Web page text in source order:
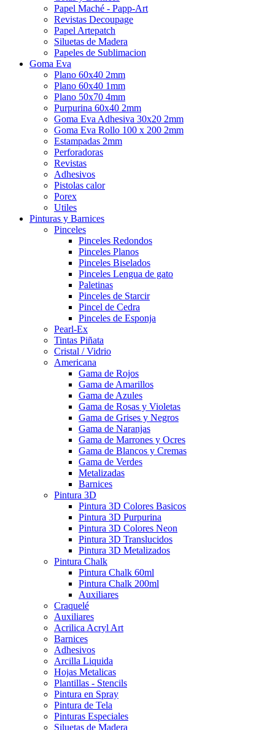
Papel Maché - Papp-Art
Revistas Decoupage
Papel Artepatch
Siluetas de Madera
Papeles de Sublimacion
Goma Eva
Plano 60x40 2mm
Plano 60x40 1mm
Plano 50x70 4mm
Purpurina 60x40 2mm
Goma Eva Adhesiva 30x20 2mm
Goma Eva Rollo 100 x 200 2mm
Estampadas 2mm
Perforadoras
Revistas
Adhesivos
Pistolas calor
Porex
Utiles
Pinturas y Barnices
Pinceles
Pinceles Redondos
Pinceles Planos
Pinceles Biselados
Pinceles Lengua de gato
Paletinas
Pinceles de Starcir
Pincel de Cedra
Pinceles de Esponja
Pearl-Ex
Tintas Piñata
Cristal / Vidrio
Americana
Gama de Rojos
Gama de Amarillos
Gama de Azules
Gama de Rosas y Violetas
Gama de Grises y Negros
Gama de Naranjas
Gama de Marrones y Ocres
Gama de Blancos y Cremas
Gama de Verdes
Metalizadas
Barnices
Pintura 3D
Pintura 3D Colores Basicos
Pintura 3D Purpurina
Pintura 3D Colores Neon
Pintura 3D Translucidos
Pintura 3D Metalizados
Pintura Chalk
Pintura Chalk 60ml
Pintura Chalk 200ml
Auxiliares
Craquelé
Auxiliares
Acrilica Acryl Art
Barnices
Adhesivos
Arcilla Liquida
Hojas Metalicas
Plantillas - Stencils
Pintura en Spray
Pintura de Tela
Pinturas Especiales
Siluetas de Madera